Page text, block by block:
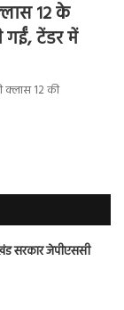
12 के
गईं, टेंडर में
क्लास 12 की
सरकार जेपीएससी